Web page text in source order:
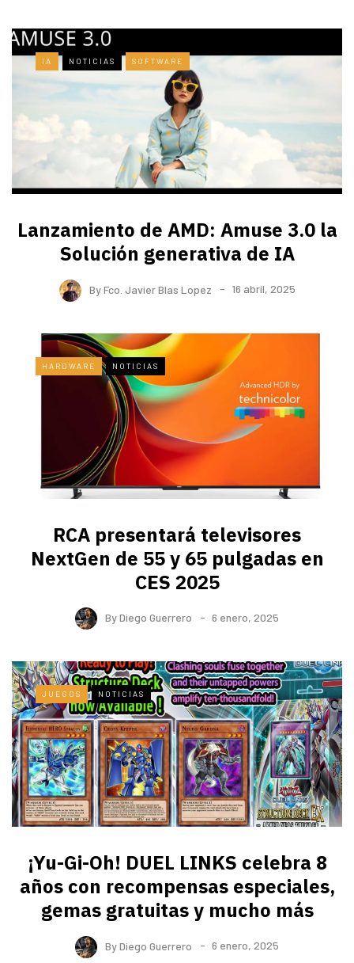
IA NOTICIAS SOFTWARE
Lanzamiento de AMD: Amuse 3.0 la
Solución generativa de IA
ByFco. Javier Blas Lopez 16 abril, 2025
HARDWARE NOTICIAS
RCA presentará televisores
NextGen de 55 y 65 pulgadas en
CES 2025
ByDiego Guerrero 6 enero, 2025
JUEGOS NOTICIAS
¡Yu-Gi-Oh! DUEL LINKS celebra 8
años con recompensas especiales,
gemas gratuitas y mucho más
ByDiego Guerrero 6 enero, 2025